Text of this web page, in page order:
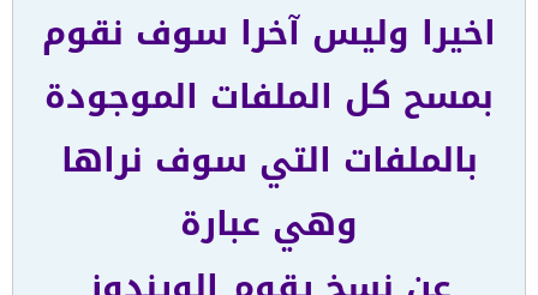
اخيرا وليس آخرا سوف نقوم
بمسح كل الملفات الموجودة
بالملفات التي سوف نراها
وهي عبارة